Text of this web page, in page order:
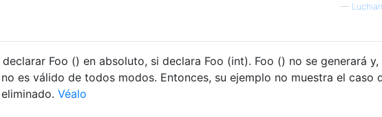
—
Foo () en absoluto, si declara Foo (int). Foo () no se generará
es válido de todos modos. Entonces, su ejemplo no muestra el caso
Véalo